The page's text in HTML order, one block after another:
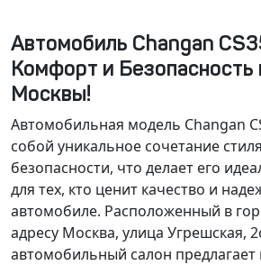
Автомобиль Changan
Комфорт и Безопасность
Москвы!
Автомобильная модель Changan
собой уникальное сочетание
безопасности, что делает его
для тех, кто ценит качество и
автомобиле. Расположенный в
адресу Москва, улица Угрешская,
автомобильный салон